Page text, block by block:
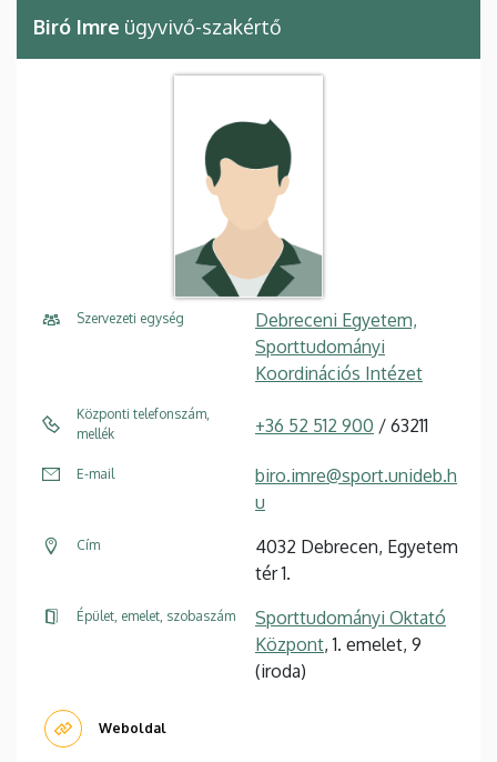
Biró Imre ügyvivő-szakértő
Szervezeti egység
Debreceni Egyetem,
Sporttudományi
Koordinációs Intézet
Központi telefonszám,
mellék
+36 52 512 900 / 63211
E-mail
biro.imre@sport.unideb.h
u
Cím
4032 Debrecen, Egyetem
tér 1.
Épület, emelet, szobaszám
Sporttudományi Oktató
Központ, 1. emelet, 9
(iroda)
Weboldal